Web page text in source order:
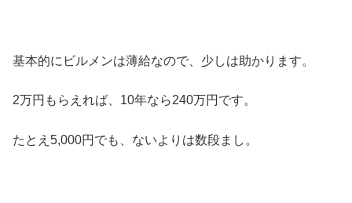
基本的にビルメンは薄給なので、少しは助かります。
2万円もらえれば、10年なら240万円です。
たとえ5,000円でも、ないよりは数段まし。